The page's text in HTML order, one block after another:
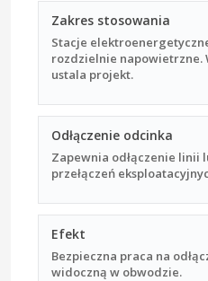
Zakres stosowania
Stacje
rozdzielnie napowietrzne.
ustala projekt.
Odłączenie odcinka
Zapewnia odłączenie linii
przełączeń
Efekt
Bezpieczna praca na
widoczną w obwodzie.